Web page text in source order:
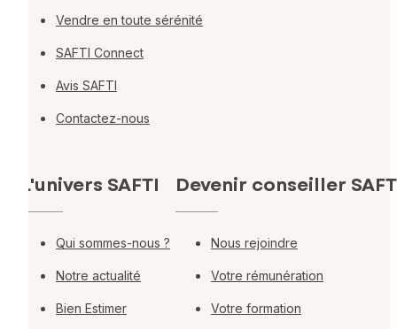
Vendre en toute sérénité
SAFTI Connect
Avis SAFTI
Contactez-nous
L'univers SAFTI
Qui sommes-nous ?
Notre actualité
Bien Estimer
Devenir conseiller
Nous rejoindre
Votre rémunération
Votre formation